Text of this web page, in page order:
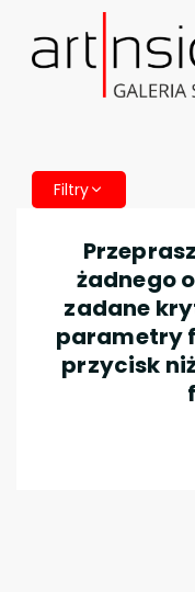
Filtry
żadnego
zadane
parametry
przycisk